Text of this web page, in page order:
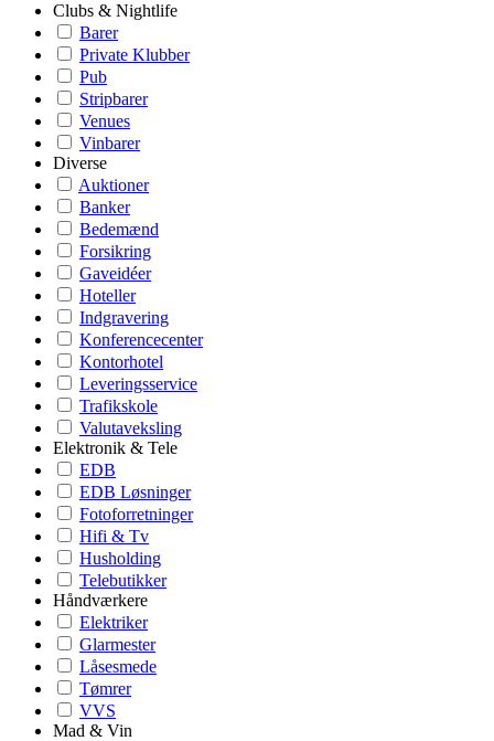
Clubs & Nightlife
Barer
Private Klubber
Pub
Stripbarer
Venues
Vinbarer
Diverse
Auktioner
Banker
Bedemænd
Forsikring
Gaveidéer
Hoteller
Indgravering
Konferencecenter
Kontorhotel
Leveringsservice
Trafikskole
Valutaveksling
Elektronik & Tele
EDB
EDB Løsninger
Fotoforretninger
Hifi & Tv
Husholding
Telebutikker
Håndværkere
Elektriker
Glarmester
Låsesmede
Tømrer
VVS
Mad & Vin